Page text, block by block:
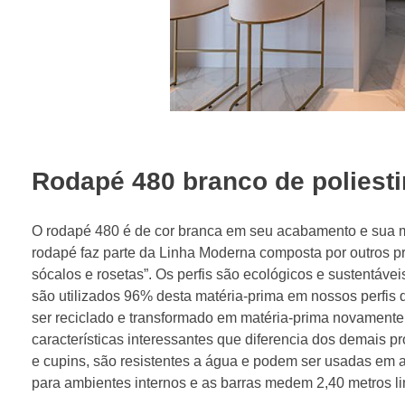
Rodapé 480 branco de
O rodapé 480 é de cor branca em seu acabamento e
rodapé faz parte da Linha Moderna composta por outros
sócalos e rosetas”. Os perfis são ecológicos e
são utilizados 96% desta matéria-prima em nossos
ser reciclado e transformado em matéria-prima
características interessantes que diferencia dos demais
e cupins, são resistentes a água e podem ser usadas
para ambientes internos e as barras medem 2,40 metros